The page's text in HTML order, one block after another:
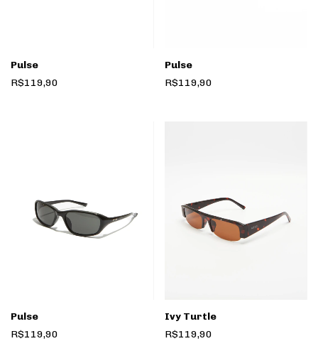
Pulse
R$119,90
Pulse
R$119,90
Pulse
R$119,90
Ivy Turtle
R$119,90